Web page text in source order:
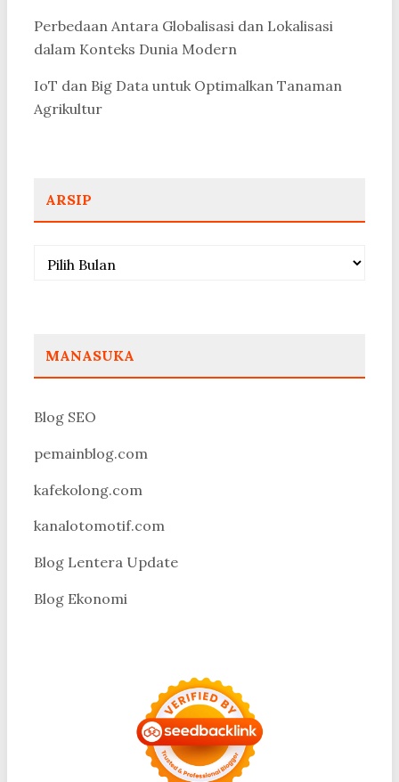
Perbedaan Antara Globalisasi dan Lokalisasi
dalam Konteks Dunia Modern
IoT dan Big Data untuk Optimalkan Tanaman
Agrikultur
ARSIP
Arsip
MANASUKA
Blog SEO
pemainblog.com
kafekolong.com
kanalotomotif.com
Blog Lentera Update
Blog Ekonomi